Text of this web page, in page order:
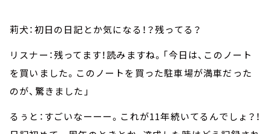
莉犬：初日の日記とか気になる！？残ってる？
リスナー：残ってます！読みますね。「今日は、このノート
を買いました。このノートを買った駐車場が満車だった
のが、驚きました」
るぅと：すごいなーーー。これが11年続いてるんでしょ？！